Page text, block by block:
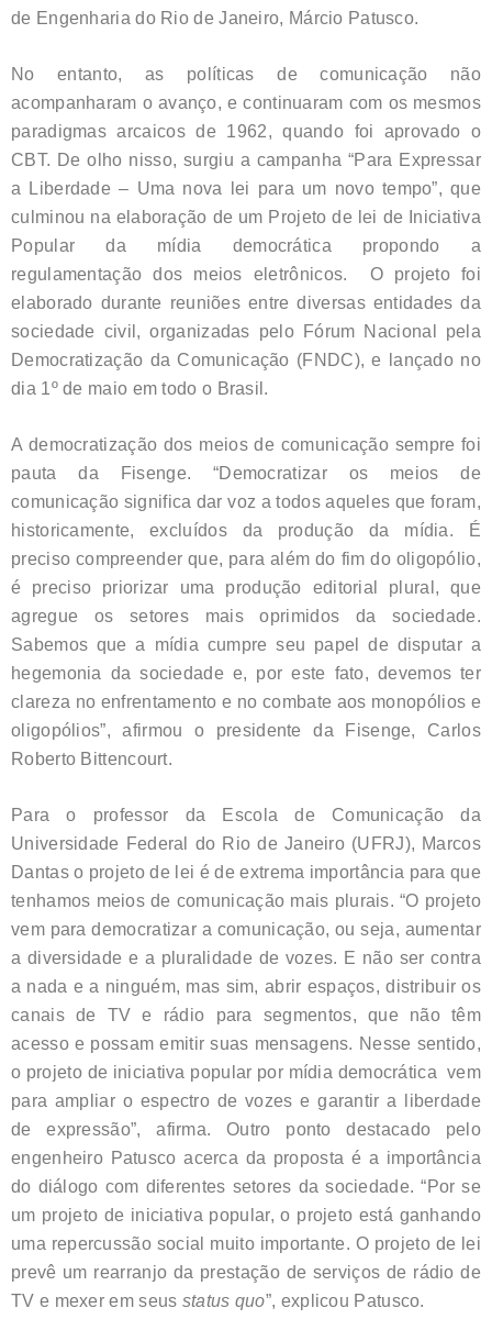
de Engenharia do Rio de Janeiro, Márcio Patusco.
No entanto, as políticas de comunicação não
acompanharam o avanço, e continuaram com os mesmos
paradigmas arcaicos de 1962, quando foi aprovado o
CBT. De olho nisso, surgiu a campanha “Para Expressar
a Liberdade – Uma nova lei para um novo tempo”, que
culminou na elaboração de um Projeto de lei de Iniciativa
Popular da mídia democrática propondo a
regulamentação dos meios eletrônicos. O projeto foi
elaborado durante reuniões entre diversas entidades da
sociedade civil, organizadas pelo Fórum Nacional pela
Democratização da Comunicação (FNDC), e lançado no
dia 1º de maio em todo o Brasil.
A democratização dos meios de comunicação sempre foi
pauta da Fisenge. “Democratizar os meios de
comunicação significa dar voz a todos aqueles que foram,
historicamente, excluídos da produção da mídia. É
preciso compreender que, para além do fim do oligopólio,
é preciso priorizar uma produção editorial plural, que
agregue os setores mais oprimidos da sociedade.
Sabemos que a mídia cumpre seu papel de disputar a
hegemonia da sociedade e, por este fato, devemos ter
clareza no enfrentamento e no combate aos monopólios e
oligopólios”, afirmou o presidente da Fisenge, Carlos
Roberto Bittencourt.
Para o professor da Escola de Comunicação da
Universidade Federal do Rio de Janeiro (UFRJ), Marcos
Dantas o projeto de lei é de extrema importância para que
tenhamos meios de comunicação mais plurais. “O projeto
vem para democratizar a comunicação, ou seja, aumentar
a diversidade e a pluralidade de vozes. E não ser contra
a nada e a ninguém, mas sim, abrir espaços, distribuir os
canais de TV e rádio para segmentos, que não têm
acesso e possam emitir suas mensagens. Nesse sentido,
o projeto de iniciativa popular por mídia democrática vem
para ampliar o espectro de vozes e garantir a liberdade
de expressão”, afirma. Outro ponto destacado pelo
engenheiro Patusco acerca da proposta é a importância
do diálogo com diferentes setores da sociedade. “Por se
um projeto de iniciativa popular, o projeto está ganhando
uma repercussão social muito importante. O projeto de lei
prevê um rearranjo da prestação de serviços de rádio de
TV e mexer em seus status quo”, explicou Patusco.